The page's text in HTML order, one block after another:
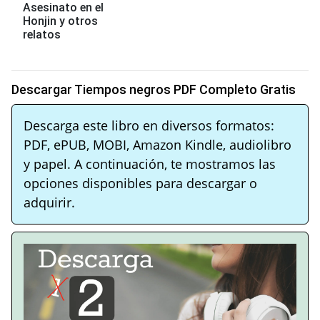
Asesinato en el
Honjin y otros
relatos
Descargar Tiempos negros PDF Completo Gratis
Descarga este libro en diversos formatos:
PDF, ePUB, MOBI, Amazon Kindle, audiolibro
y papel. A continuación, te mostramos las
opciones disponibles para descargar o
adquirir.